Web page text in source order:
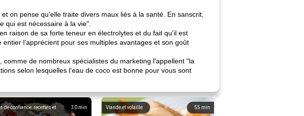
on pense qu'elle traite divers maux liés à la santé. En sanscrit,
qui est nécessaire à la vie".
raison de sa forte teneur en électrolytes et du fait qu'il est
l’apprécient pour ses multiples avantages et son goût
de nombreux spécialistes du marketing l'appellent "la
selon lesquelles l'eau de coco est bonne pour vous sont
30 min
de confiance: recettes et
55 min
Viande et volaille